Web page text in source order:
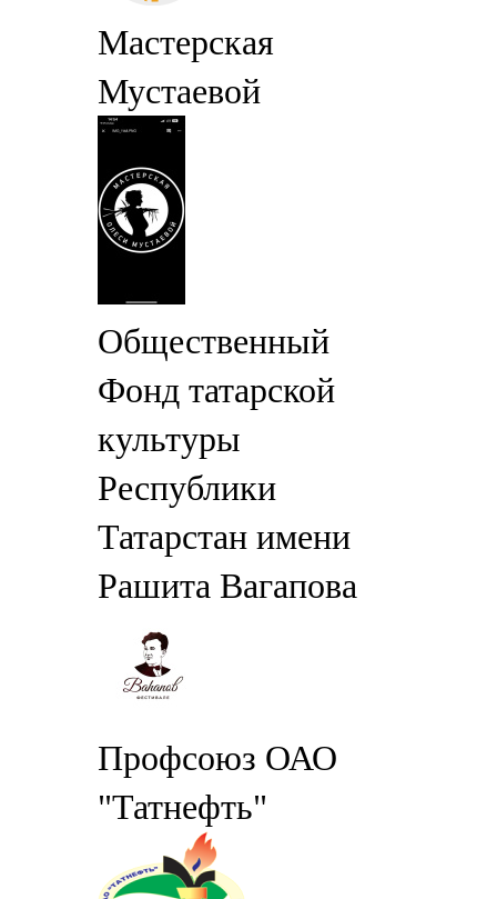
Мастерская
Мустаевой
Общественный
Фонд татарской
культуры
Республики
Татарстан имени
Рашита Вагапова
Профсоюз ОАО
"Татнефть"